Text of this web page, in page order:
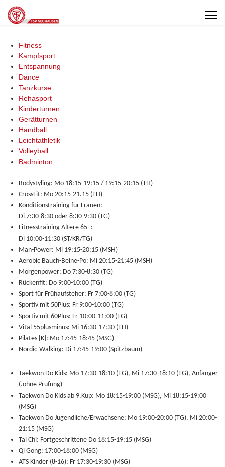
Fitness
Kampfsport
Entspannung
Dance
Tanzkurse
Rehasport
Kinderturnen
Gerätturnen
Handball
Leichtathletik
Volleyball
Badminton
Bodystyling: Mo 18:15-19:15 / 19:15-20:15 (TH)
CrossFit: Mo 20:15-21.15 (TH)
Konditionstraining für Frauen:
Di 7:30-8:30 oder 8:30-9:30 (TG)
Fitnesstraining Ältere 65+:
Di 10:00-11:30 (ST/KR/TG)
Man-Power: Mi 19:15-20:15 (MSH)
Aerobic Bauch-Beine-Po: Mi 20:15-21:45 (MSH)
Morgenpower: Do 7:30-8:30 (TG)
Rückenfit: Do 9:00-10:00 (TG)
Sport für Frühaufsteher: Fr 7:00-8:00 (TG)
Sportiv mit 50Plus: Fr 9:00-10:00 (TG)
Sportiv mit 60Plus: Fr 10:00-11:00 (TG)
Vital 55plusminus: Mi 16:30-17:30 (TH)
Pilates [K]: Mo 17:45-18:45 (MSG)
Nordic-Walking: Di 17:45-19:00 (Spitzbaum)
Taekwon Do Kids: Mo 17:30-18:10 (TG), Mi 17:30-18:10 (TG), Anfänger
(.ohne Prüfung)
Taekwon Do Kids ab 9.Kup: Mo 18:15-19:00 (MSG), Mi 18:15-19:00
(MSG)
Taekwon Do Jugendliche/Erwachsene: Mo 19:00-20:00 (TG), Mi 20:00-
21:15 (MSG)
Tai Chi: Fortgeschrittene Do 18:15-19:15 (MSG)
Qi Gong: 17:00-18:00 (MSG)
ATS Kinder (8-16): Fr 17:30-19:30 (MSG)